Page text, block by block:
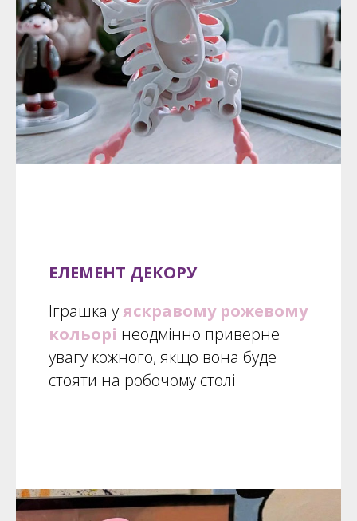
ЕЛЕМЕНТ ДЕКОРУ
Іграшка уяскравому рожевому
кольорі неодмінно приверне
увагу кожного, якщо вона буде
стояти на робочому столі